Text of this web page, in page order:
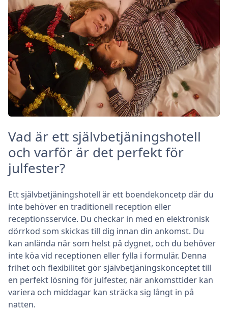
Vad är ett självbetjäningshotell
och varför är det perfekt för
julfester?
Ett självbetjäningshotell är ett boendekoncetp där du
inte behöver en traditionell reception eller
receptionsservice. Du checkar in med en elektronisk
dörrkod som skickas till dig innan din ankomst. Du
kan anlända när som helst på dygnet, och du behöver
inte köa vid receptionen eller fylla i formulär. Denna
frihet och flexibilitet gör självbetjäningskonceptet till
en perfekt lösning för julfester, när ankomsttider kan
variera och middagar kan sträcka sig långt in på
natten.